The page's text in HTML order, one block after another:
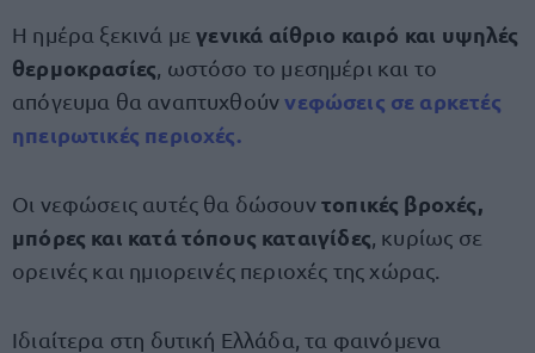
Η ημέρα ξεκινά μεγενικά αίθριο καιρό και υψηλές
θερμοκρασίες , ωστόσο το μεσημέρι και το
απόγευμα θα αναπτυχθούννεφώσεις σε αρκετές
ηπειρωτικές περιοχές.
Οι νεφώσεις αυτές θα δώσουντοπικές βροχές,
μπόρες και κατά τόπους καταιγίδες , κυρίως σε
ορεινές και ημιορεινές περιοχές της χώρας.
Ιδιαίτερα στη δυτική Ελλάδα, τα φαινόμενα